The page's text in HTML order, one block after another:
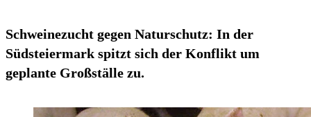
Schweinezucht gegen Naturschutz: In der
Südsteiermark spitzt sich der Konflikt um
geplante Großställe zu.